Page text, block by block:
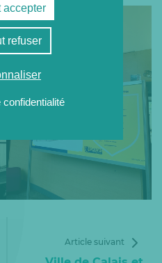
Article suivant
accepter
refuser
confidentialité